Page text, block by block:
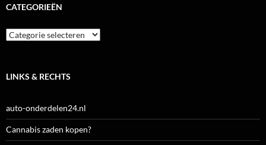
CATEGORIEËN
Categorieën
LINKS & RECHTS
auto-onderdelen24.nl
Cannabis zaden kopen?